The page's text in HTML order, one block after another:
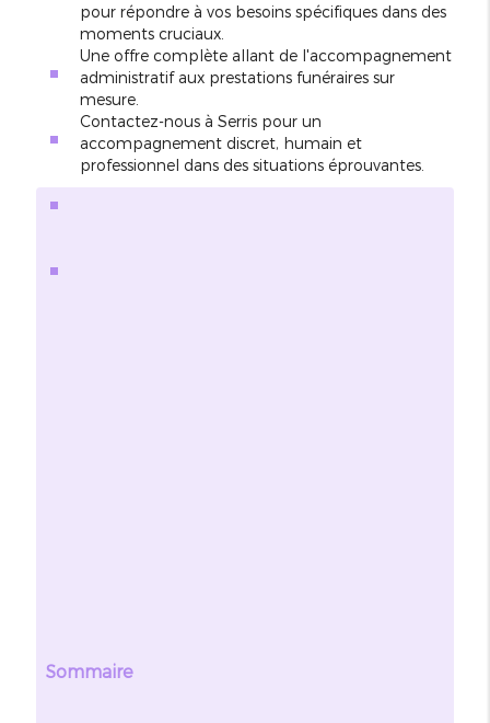
pour répondre à vos besoins spécifiques dans des
moments cruciaux.
Une offre complète allant de l'accompagnement
administratif aux prestations funéraires sur
mesure.
Contactez-nous à Serris pour un
accompagnement discret, humain et
professionnel dans des situations éprouvantes.
Sommaire